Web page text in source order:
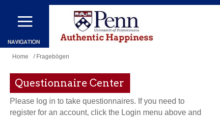
Skip
main
content
You
here
Home / Fragebögen
Questionnaire Center
Please log in to take questionnaires. If you need to
register for an account, click the Login menu above and